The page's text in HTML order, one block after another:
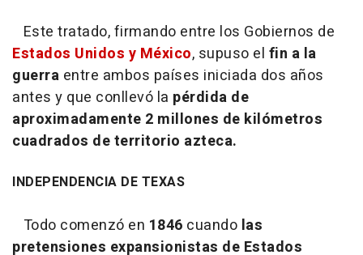
Este tratado, firmando entre los Gobiernos de
Estados Unidos y México, supuso el fin a la
guerra entre ambos países iniciada dos años
antes y que conllevó la pérdida de
aproximadamente 2 millones de kilómetros
cuadrados de territorio azteca.
INDEPENDENCIA DE TEXAS
Todo comenzó en 1846 cuando las
pretensiones expansionistas de Estados